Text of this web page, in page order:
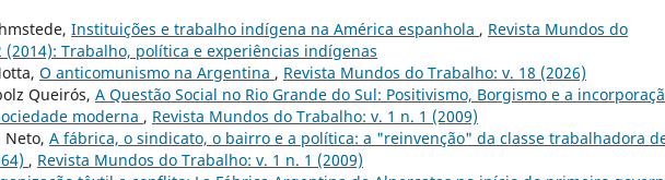
Instituições e trabalho indígena na América espanhola , Revista Mundos do
(2014): Trabalho, política e experiências indígenas
O anticomunismo na Argentina , Revista Mundos do Trabalho: v. 18 (2026)
Queirós, A Questão Social no Rio Grande do Sul: Positivismo, Borgismo e a
moderna , Revista Mundos do Trabalho: v. 1 n. 1 (2009)
Neto, A fábrica, o sindicato, o bairro e a política: a "reinvenção" da classe trabalhadora
, Revista Mundos do Trabalho: v. 1 n. 1 (2009)